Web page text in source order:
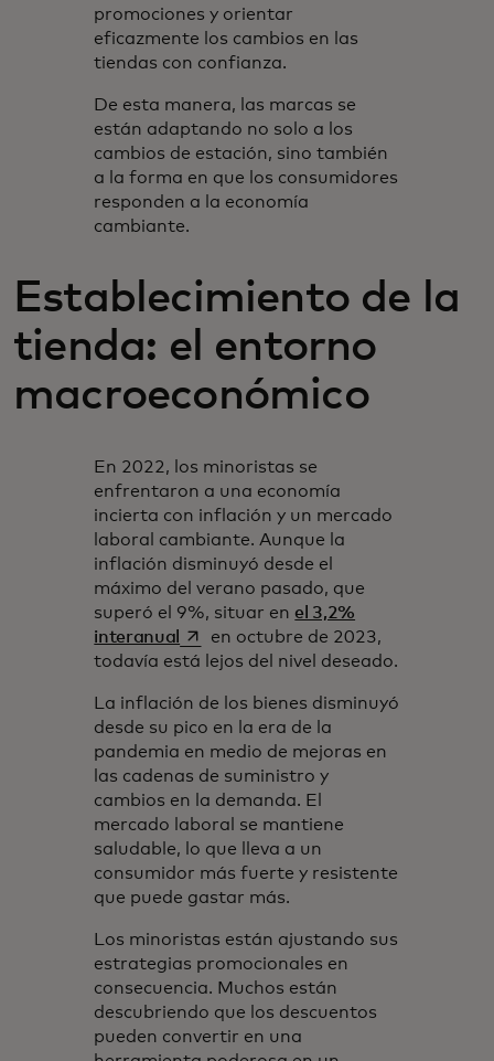
promociones y orientar
eficazmente los cambios en las
tiendas con confianza.
De esta manera, las marcas se
están adaptando no solo a los
cambios de estación, sino también
a la forma en que los consumidores
responden a la economía
cambiante.
Establecimiento de la
tienda: el entorno
macroeconómico
En 2022, los minoristas se
enfrentaron a una economía
incierta con inflación y un mercado
laboral cambiante. Aunque la
inflación disminuyó desde el
máximo del verano pasado, que
superó el 9%, situar en el 3,2%
interanual
se abre en una pestaña nueva
en octubre de 2023,
todavía está lejos del nivel deseado.
La inflación de los bienes disminuyó
desde su pico en la era de la
pandemia en medio de mejoras en
las cadenas de suministro y
cambios en la demanda. El
mercado laboral se mantiene
saludable, lo que lleva a un
consumidor más fuerte y resistente
que puede gastar más.
Los minoristas están ajustando sus
estrategias promocionales en
consecuencia. Muchos están
descubriendo que los descuentos
pueden convertir en una